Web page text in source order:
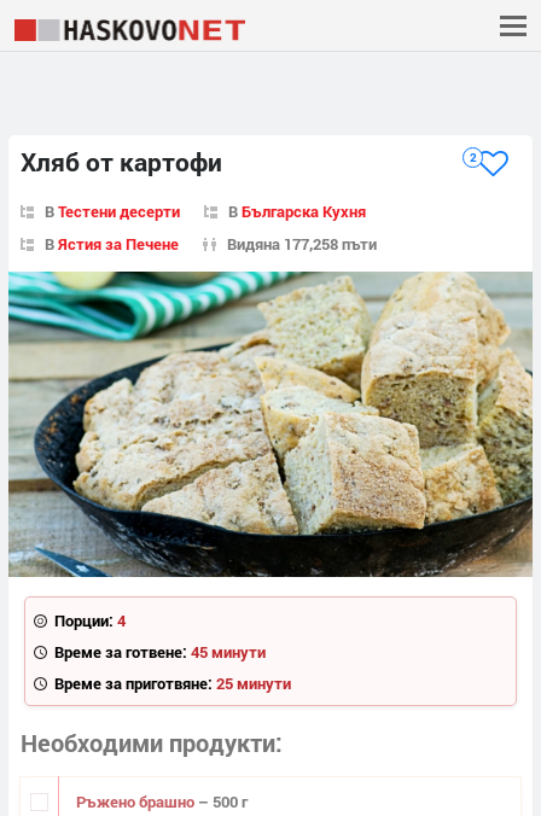
Хляб от картофи 2
ВТестени десерти ВБългарска Кухня
ВЯстия за Печене Видяна 177,258 пъти
Порции: 4
Време за готвене: 45 минути
Време за приготвяне: 25 минути
Необходими продукти
Ръжено брашно – 500 г